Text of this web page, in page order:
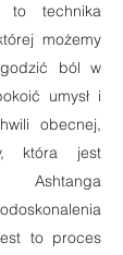
technika
możemy
ból w
umysł i
obecnej,
która jest
to proces